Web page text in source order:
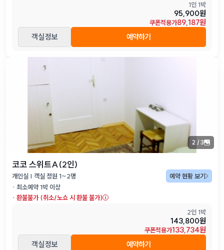
1인 1박
95,900원
쿠폰적용가89,187원
객실 정보
예약하기
2 /3
코코 스위트A(2인)
개인실 | 객실 정원 1~2명
예약 현황 보기
· 최소예약1박 이상
· 환불불가 (취소/노쇼 시 환불 불가)
2인 1박
143,800원
쿠폰적용가133,734원
객실 정보
예약하기